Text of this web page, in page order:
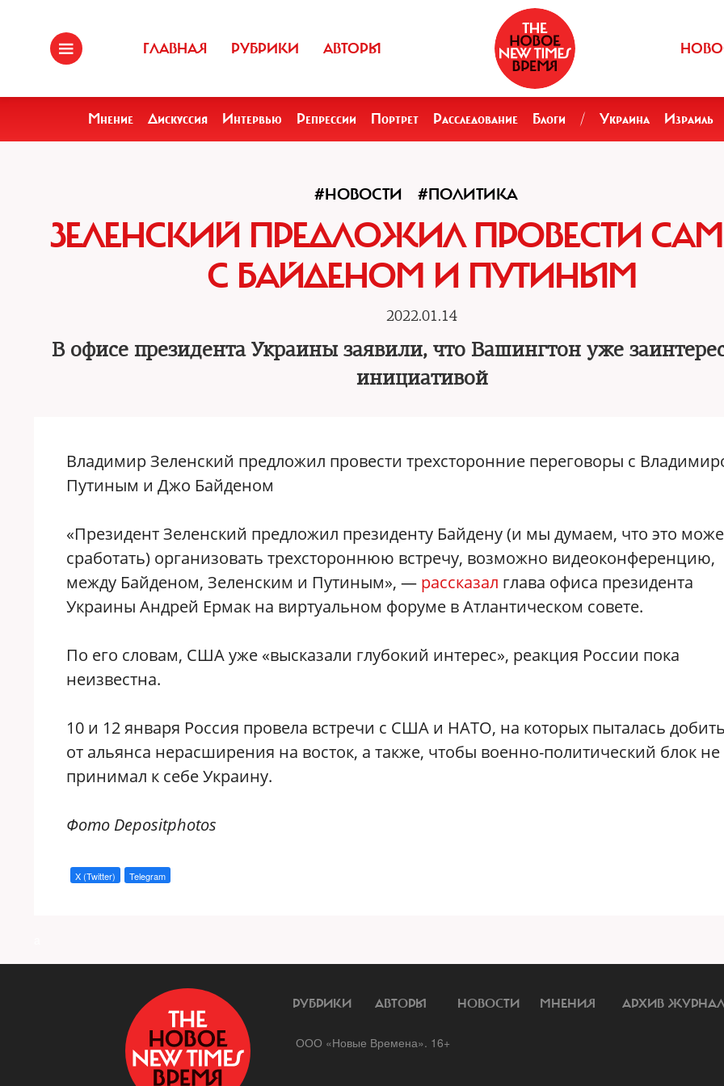
ГЛАВНАЯ РУБРИКИ АВТОРЫ
Мнение Дискуссия Интервью Репрессии Портрет Расследование Блоги / Украина Израиль
#НОВОСТИ #ПОЛИТИКА
ЗЕЛЕНСКИЙ ПРЕДЛОЖИЛ ПРОВЕСТИ
С БАЙДЕНОМ И ПУТИНЫМ
2022.01.14
В офисе президента Украины заявили, что Вашингтон уже
инициативой
Владимир Зеленский предложил провести трехсторонние переговоры с
Путиным и Джо Байденом
«Президент Зеленский предложил президенту Байдену (и мы думаем, что это
сработать) организовать трехстороннюю встречу, возможно видеоконференцию,
между Байденом, Зеленским и Путиным», — рассказал глава офиса президента
Украины Андрей Ермак на виртуальном форуме в Атлантическом совете.
По его словам, США уже «высказали глубокий интерес», реакция России пока
неизвестна.
10 и 12 января Россия провела встречи с США и НАТО, на которых пыталась
от альянса нерасширения на восток, а также, чтобы военно-политический блок не
принимал к себе Украину.
Фото Depositphotos
X (Twitter) Telegram
РУБРИКИ АВТОРЫ НОВОСТИ МНЕНИЯ АРХИВ
ООО «Новые Времена». 16+